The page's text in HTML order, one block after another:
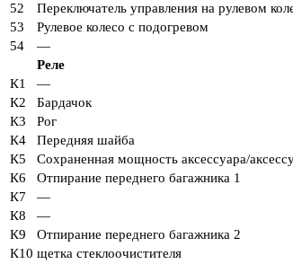
52
Переключатель управления на рулевом
53
Рулевое колесо с подогревом
54
—
Реле
К1
—
К2
Бардачок
К3
Рог
К4
Передняя шайба
К5
Сохраненная мощность аксессуара/
К6
Отпирание переднего багажника 1
К7
—
К8
—
К9
Отпирание переднего багажника 2
К10 щетка стеклоочистителя